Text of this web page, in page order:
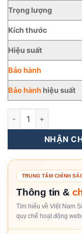
Trọng lượng
Kích thước
Hiệu suất
Bảo hành
Bảo hành hiệu suất
Tấm Pin NLMT
NHẬN
TRUNG TÂM CHÍNH
Thông tin &
Tìm hiểu về Việt Nam
quy chế hoạt động